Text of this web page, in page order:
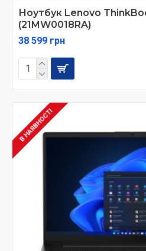
Ноутбук Lenovo
(21MW0018RA)
38 599 грн
В НАЯВНОСТІ